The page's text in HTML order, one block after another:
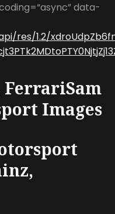
data-
res/1.2/
FerrariSam
Images